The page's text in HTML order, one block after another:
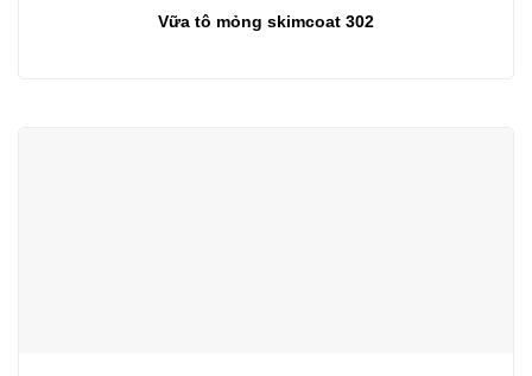
Vữa tô mỏng skimcoat 302